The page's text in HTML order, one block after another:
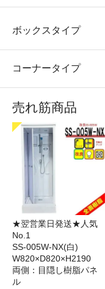
ボックスタイプ
コーナータイプ
売れ筋商品
★翌営業日発送★人気
No.1
SS-005W-NX(白)
W820×D820×H2190
両側：目隠し樹脂パネ
ル